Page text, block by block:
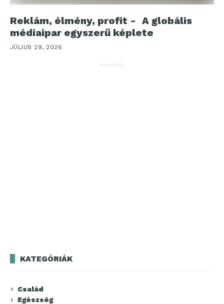
Reklám, élmény, profit - A globális
médiaipar egyszerű képlete
JÚLIUS 29, 2026
HIRDETÉS
KATEGÓRIÁK
Család
Egészség